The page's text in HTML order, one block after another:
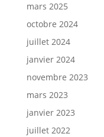
mars 2025
octobre 2024
juillet 2024
janvier 2024
novembre 2023
mars 2023
janvier 2023
juillet 2022